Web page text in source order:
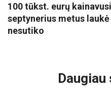
100 tūkst. eurų
septynerius metus
nesutiko